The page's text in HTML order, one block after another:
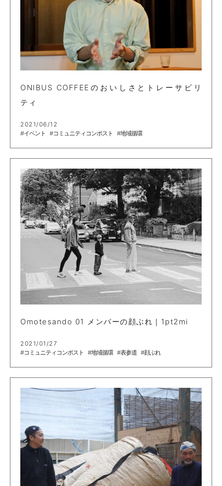
ONIBUS COFFEEのおいしさとトレーサビリ
ティ
2021/06/12
#イベント
#コミュニティコンポスト #地域循環
Omotesando 01 メンバーの顔ぶれ｜1pt2mi
2021/01/27
#コミュニティコンポスト
#地域循環 #表参道 #顔ぶれ